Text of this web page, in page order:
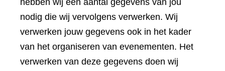
hebben wij een aantal gegevens van jou
nodig die wij vervolgens verwerken. Wij
verwerken jouw gegevens ook in het kader
van het organiseren van evenementen. Het
verwerken van deze gegevens doen wij